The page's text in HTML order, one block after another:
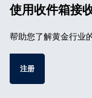
使用收件箱接
帮助您了解黄金行业
注册